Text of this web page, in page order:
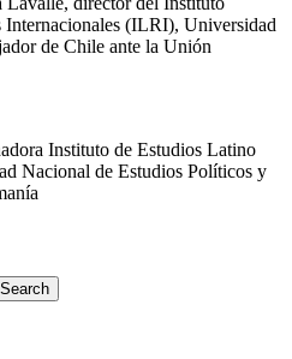
Internacionales (ILRI), Universidad
de Chile ante la Unión
Instituto de Estudios Latino
Nacional de Estudios Políticos y